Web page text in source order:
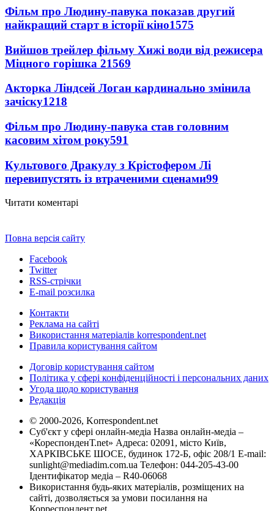
Фільм про Людину-павука показав другий
найкращий старт в історії кіно1575
Вийшов трейлер фільму Хижі води від режисера
Міцного горішка 21569
Акторка Ліндсей Логан кардинально змінила
зачіску1218
Фільм про Людину-павука став головним
касовим хітом року591
Культового Дракулу з Крістофером Лі
перевипустять із втраченими сценами99
Читати коментарі
Повна версія сайту
Facebook
Twitter
RSS-стрічки
E-mail розсилка
Контакти
Реклама на сайті
Використання матеріалів korrespondent.net
Правила користування сайтом
Договір користування сайтом
Політика у сфері конфіденційності і персональних даних
Угода щодо користування
Редакція
© 2000-2026, Korrespondent.net
Суб'єкт у сфері онлайн-медіа Назва онлайн-медіа –
«КореспонденТ.net» Адреса: 02091, місто Київ,
ХАРКІВСЬКЕ ШОСЕ, будинок 172-Б, офіс 208/1 E-mail:
sunlight@mediadim.com.ua Телефон: 044-205-43-00
Ідентифікатор медіа – R40-06068
Використання будь-яких матеріалів, розміщених на
сайті, дозволяється за умови посилання на
Корреспондент.net.